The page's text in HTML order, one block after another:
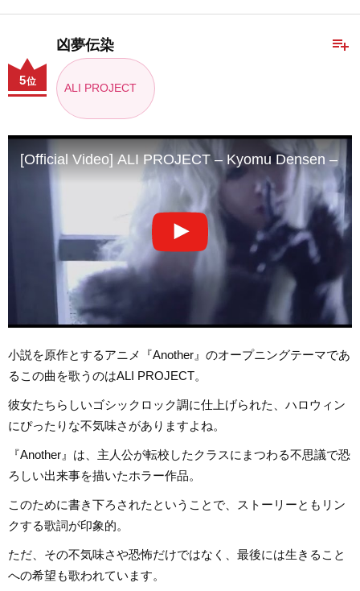
playlist_add
凶夢伝染
ALI PROJECT
5位
[Official Video] ALI PROJECT – Kyomu Densen – 凶
小説を原作とするアニメ『Another』のオープニングテーマであ
るこの曲を歌うのはALI PROJECT。
彼女たちらしいゴシックロック調に仕上げられた、ハロウィン
にぴったりな不気味さがありますよね。
『Another』は、主人公が転校したクラスにまつわる不思議で恐
ろしい出来事を描いたホラー作品。
このために書き下ろされたということで、ストーリーともリン
クする歌詞が印象的。
ただ、その不気味さや恐怖だけではなく、最後には生きること
への希望も歌われています。